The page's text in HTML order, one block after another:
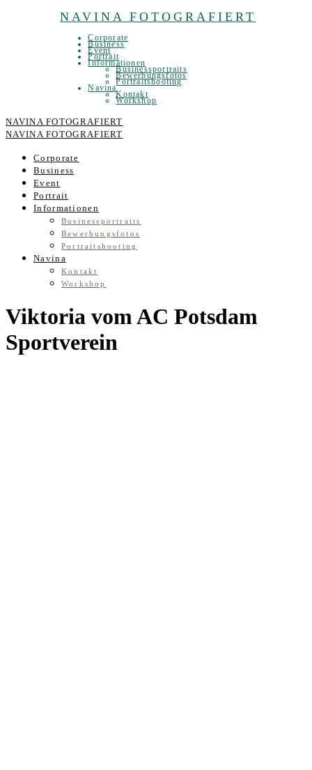
NAVINA FOTOGRAFIERT
Corporate
Business
Event
Portrait
Informationen
Businessportraits
Bewerbungsfotos
Portraitshooting
Navina
Kontakt
Workshop
NAVINA FOTOGRAFIERT
NAVINA FOTOGRAFIERT
Corporate
Business
Event
Portrait
Informationen
Businessportraits
Bewerbungsfotos
Portraitshooting
Navina
Kontakt
Workshop
Viktoria vom AC Potsdam
Sportverein